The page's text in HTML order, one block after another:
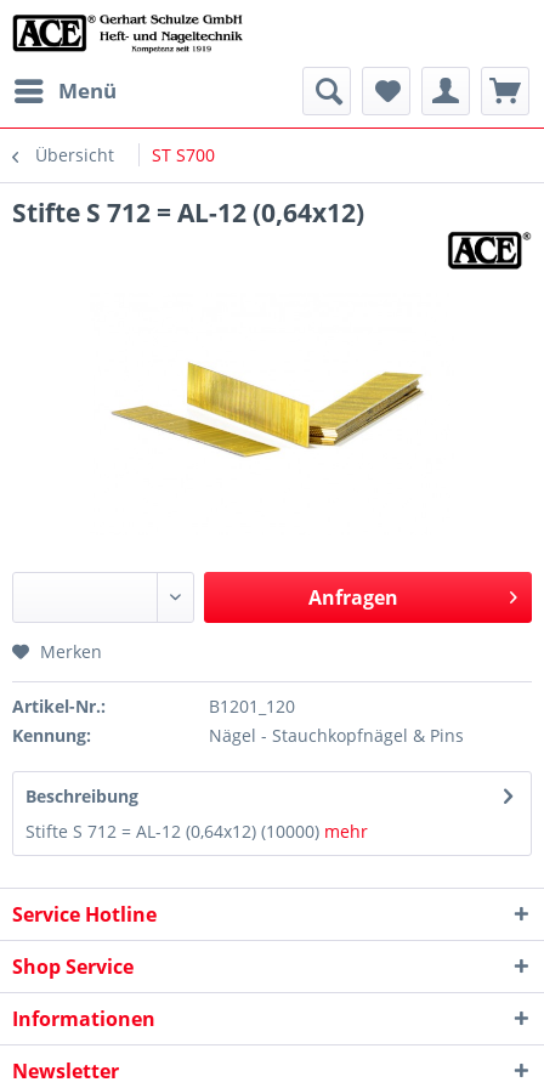
Menü
Übersicht ST S700
Stifte S 712 = AL-12 (0,64x12)
Anfragen
Merken
Artikel-Nr.:
B1201_120
Kennung:
Nägel - Stauchkopfnägel & Pins
Beschreibung
Stifte S 712 = AL-12 (0,64x12) (10000) mehr
Service Hotline
Shop Service
Informationen
Newsletter